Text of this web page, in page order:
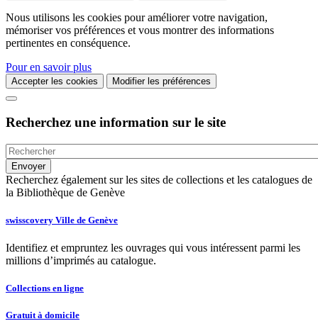
Nous utilisons les cookies pour améliorer votre navigation,
mémoriser vos préférences et vous montrer des informations
pertinentes en conséquence.
Pour en savoir plus
Accepter les cookies Modifier les préférences
Recherchez une information sur le site
Recherchez également sur les sites de collections et les catalogues de
la Bibliothèque de Genève
swisscovery Ville de Genève
Identifiez et empruntez les ouvrages qui vous intéressent parmi les
millions d’imprimés au catalogue.
Collections en ligne
Gratuit à domicile